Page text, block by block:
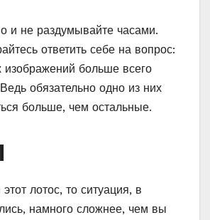
и не раздумывайте часами.
ответить себе на вопрос:
изображений больше всего
обязательно одно из них
больше, чем остальные.
лотос, то ситуация, в
намного сложнее, чем вы